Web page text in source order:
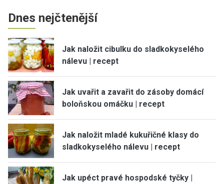
Dnes nejčtenější
Jak naložit cibulku do sladkokyselého
nálevu | recept
Jak uvařit a zavařit do zásoby domácí
boloňskou omáčku | recept
Jak naložit mladé kukuřičné klasy do
sladkokyselého nálevu | recept
Jak upéct pravé hospodské tyčky |